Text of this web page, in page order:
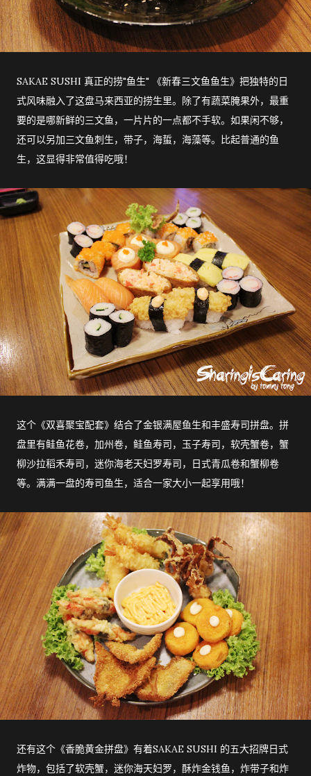
SAKAE SUSHI 真正的捞"鱼生" 《新春三文鱼鱼生》把独特的日
式风味融入了这盘马来西亚的捞生里。除了有蔬菜腌果外，最重
要的是哪新鲜的三文鱼，一片片的一点都不手软。如果闲不够，
还可以另加三文鱼刺生，带子，海蜇，海藻等。比起普通的鱼
生，这显得非常值得吃哦！
这个《双喜聚宝配套》结合了金银满屋鱼生和丰盛寿司拼盘。拼
盘里有鲑鱼花卷，加州卷，鲑鱼寿司，玉子寿司，软壳蟹卷，蟹
柳沙拉稻禾寿司，迷你海老天妇罗寿司，日式青瓜卷和蟹柳卷
等。满满一盘的寿司鱼生，适合一家大小一起享用哦！
还有这个《香脆黄金拼盘》有着SAKAE SUSHI 的五大招牌日式
炸物，包括了软壳蟹，迷你海天妇罗，酥炸金钱鱼，炸带子和炸